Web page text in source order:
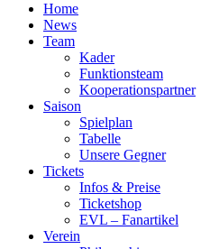
Home
News
Team
Kader
Funktionsteam
Kooperationspartner
Saison
Spielplan
Tabelle
Unsere Gegner
Tickets
Infos & Preise
Ticketshop
EVL – Fanartikel
Verein